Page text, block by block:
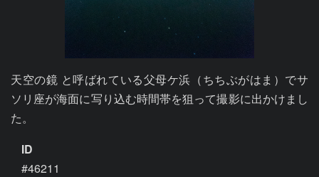
天空の鏡 と呼ばれている父母ケ浜（ちちぶがはま）でサ
ソリ座が海面に写り込む時間帯を狙って撮影に出かけまし
た。
ID
#46211